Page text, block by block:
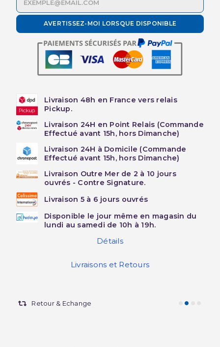
AVERTISSEZ-MOI LORSQUE DISPONIBLE
Livraison 48h en France vers relais
Pickup.
Livraison 24H en Point Relais (Commande
Effectué avant 15h, hors Dimanche)
Livraison 24H à Domicile (Commande
Effectué avant 15h, hors Dimanche)
Livraison Outre Mer de 2 à 10 jours
ouvrés - Contre Signature.
Livraison 5 à 6 jours ouvrés
Disponible le jour même en magasin du
lundi au samedi de 10h à 19h.
Détails
Livraisons et Retours
Retour & Echange